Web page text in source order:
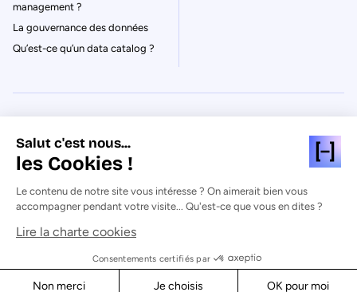
J'accède au replay
management ?
La gouvernance des données
Qu’est-ce qu’un data catalog ?
Politique de Confidentialité
Mentions légales & CGU
Sécurité
Salut c'est nous...
les Cookies !
Le contenu de notre site vous intéresse ? On aimerait bien vous
accompagner pendant votre visite... Qu'est-ce que vous en dites ?
Lire la charte cookies
Consentements certifiés par
Non merci Je choisis OK pour moi